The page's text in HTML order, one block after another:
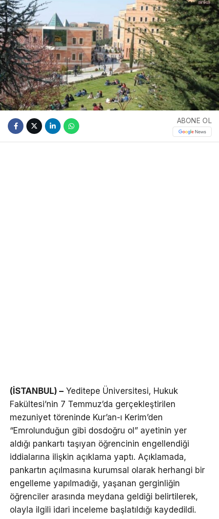
ABONE OL
(İSTANBUL) – Yeditepe Üniversitesi, Hukuk
Fakültesi’nin 7 Temmuz’da gerçekleştirilen
mezuniyet töreninde Kur’an-ı Kerim’den
“Emrolunduğun gibi dosdoğru ol” ayetinin yer
aldığı pankartı taşıyan öğrencinin engellendiği
iddialarına ilişkin açıklama yaptı. Açıklamada,
pankartın açılmasına kurumsal olarak herhangi bir
engelleme yapılmadığı, yaşanan gerginliğin
öğrenciler arasında meydana geldiği belirtilerek,
olayla ilgili idari inceleme başlatıldığı kaydedildi.